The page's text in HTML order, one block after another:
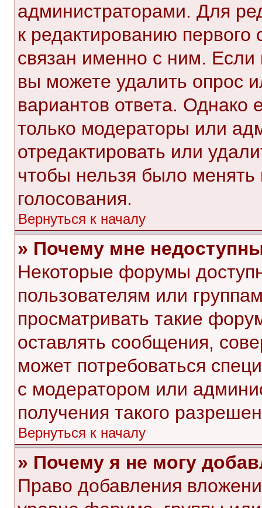
администраторами. Для
к редактированию
связан именно с ним. Если
вы можете удалить опрос
вариантов ответа. Однако
только модераторы или
отредактировать или
чтобы нельзя было
голосования.
Вернуться к началу
» Почему мне
Некоторые форумы
пользователям или
просматривать такие
оставлять сообщения,
может потребоваться
с модератором или
получения такого
Вернуться к началу
» Почему я не могу
Право добавления